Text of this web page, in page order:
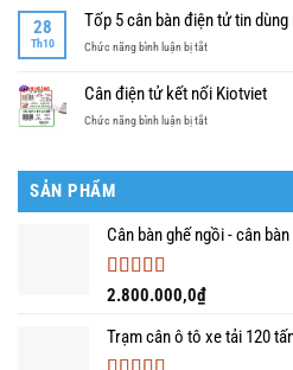
đối
người
cân
thông
thường
giá
chuẩn
kiểm
định
bị
là
gì?
28
Th10
Tốp 5 cân bàn điện tử tin dùng
Chức năng bình luận bị tắtở
5
cân
bàn
nhất
năm
Cân điện tử kết nối Kiotviet
Chức năng bình luận bị tắtở
tử
nối
Kiotviet
SẢN PHẨM
Cân bàn ghế ngồi - cân
Được xếp
sao
2.800.000,0₫
Trạm cân ô tô xe tải 120